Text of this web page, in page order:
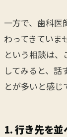
一方で、歯科医
わってきていま
という相談は
してみると、話
とが多いと感じ
1. 行き先を